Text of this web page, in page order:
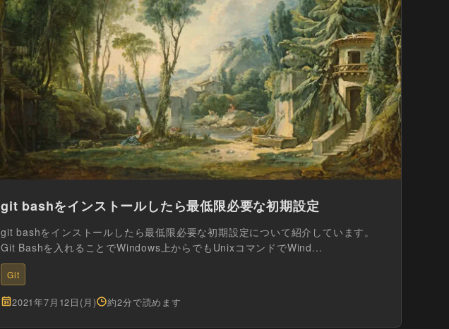
git bashをインストールしたら最低限必要な初期設定
git bashをインストールしたら最低限必要な初期設定について紹介しています。
Git Bashを入れることでWindows上からでもUnixコマンドでWind...
Git
2021年7月12日(月) 約2分で読めます